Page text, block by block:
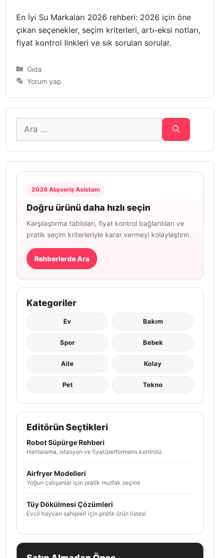
En İyi Su Markaları 2026 rehberi: 2026 için öne
çıkan seçenekler, seçim kriterleri, artı-eksi notları,
fiyat kontrol linkleri ve sık sorulan sorular.
Kategoriler
Gıda
Yorum yap
için
2026 Alışveriş Asistanı
Doğru ürünü daha hızlı seçin
Karşılaştırma tabloları, fiyat kontrol bağlantıları ve
pratik seçim kriterleriyle karar vermeyi kolaylaştırın.
Rehberlerde Ara
Kategoriler
Ev Bakım
Spor Bebek
Aile Kolay
Pet Tekno
Editörün Seçtikleri
Robot Süpürge Rehberi
Haritalama, istasyon ve fiyat/performans kontrolü
Airfryer Modelleri
Yoğun çalışanlar için pratik mutfak seçimi
Tüy Dökülmesi Çözümleri
Evcil hayvan sahipleri için pratik ürün listesi